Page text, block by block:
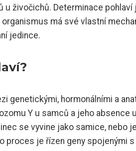
živočichů. Determinace pohlaví
má své vlastní
jedince.
genetickými, hormonálními a
Y u samců a jeho absence
se vyvine jako samice, nebo
proces je řízen geny spojenými